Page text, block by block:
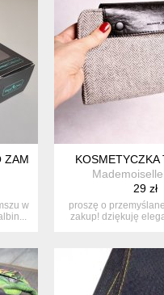
ROYAL CASE
w
KOSMETYCZKA
29 zł
proszę o
zakup! dziękuję